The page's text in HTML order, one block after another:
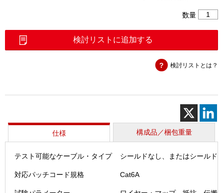
数量
DSX
チ
ド
テ
ス
プ
検討リストに追加する
検討リストとは？
仕様 構成品／梱包重量
テスト可能なケーブル・タイプ シールドなし、またはシールド
対応パッチコード規格 Cat6A